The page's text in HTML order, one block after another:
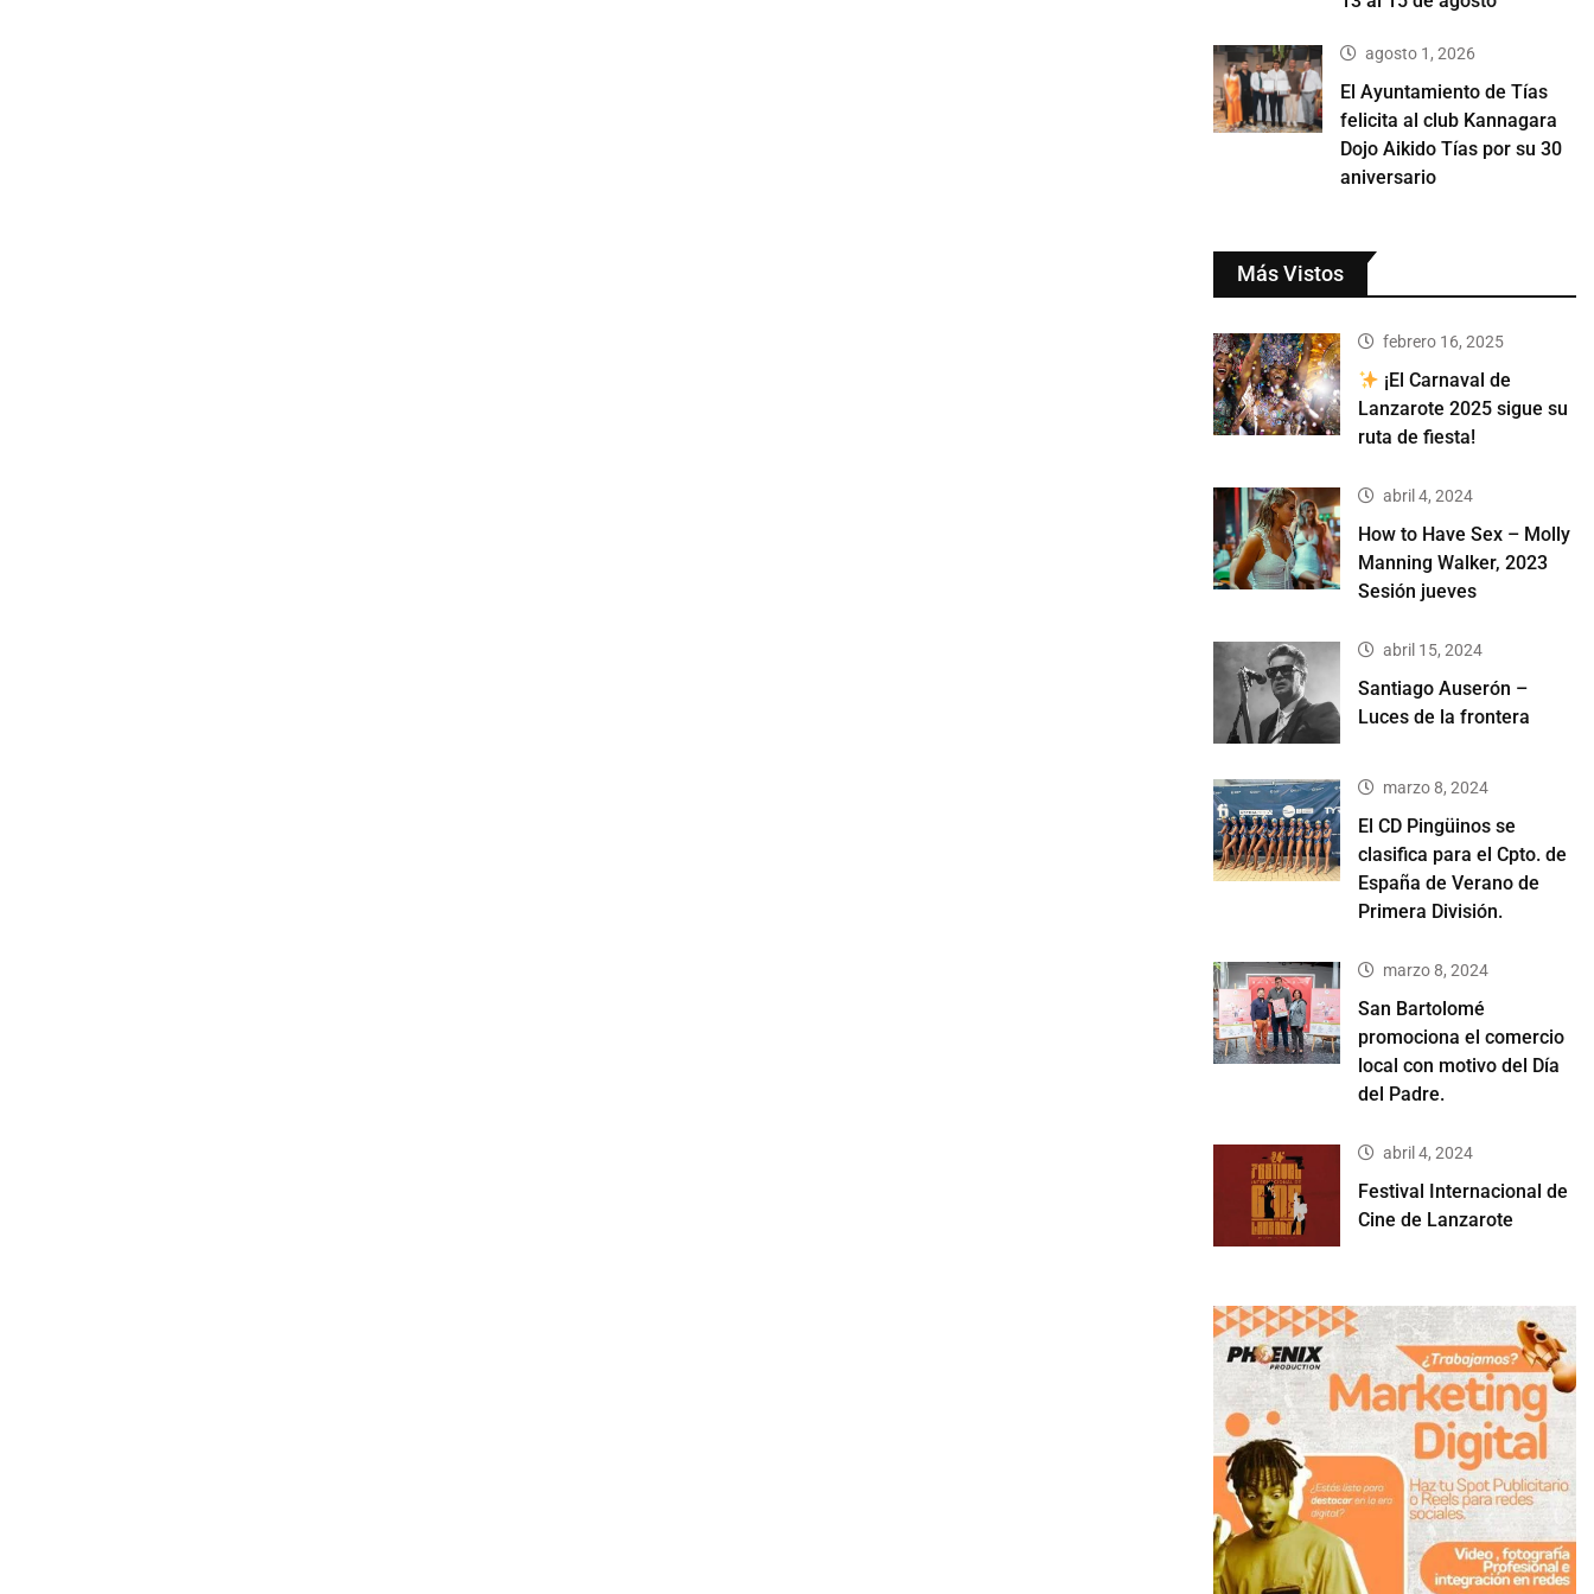
agosto 1, 2026
El Ayuntamiento de Tías
felicita al club Kannagara
Dojo Aikido Tías por su 30
aniversario
Más Vistos
febrero 16, 2025
¡El Carnaval de
Lanzarote 2025 sigue su
ruta de fiesta!
abril 4, 2024
How to Have Sex – Molly
Manning Walker, 2023
Sesión jueves
abril 15, 2024
Santiago Auserón –
Luces de la frontera
marzo 8, 2024
El CD Pingüinos se
clasifica para el Cpto. de
España de Verano de
Primera División.
marzo 8, 2024
San Bartolomé
promociona el comercio
local con motivo del Día
del Padre.
abril 4, 2024
Festival Internacional de
Cine de Lanzarote